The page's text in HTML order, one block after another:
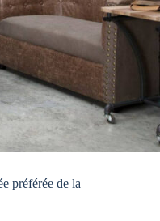
préférée de la